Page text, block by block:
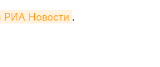
РИА Новости .